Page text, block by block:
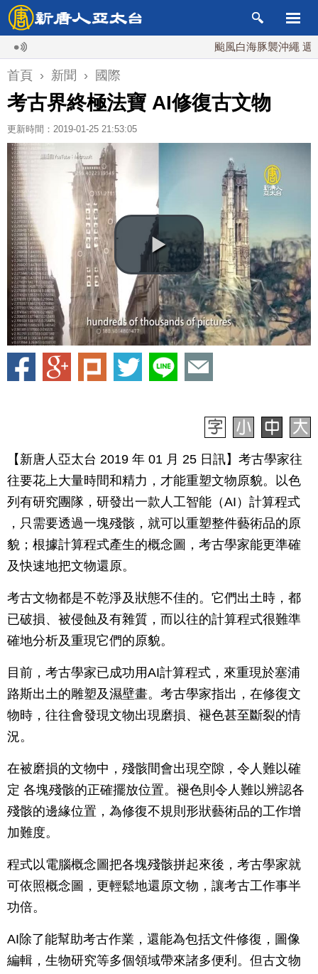
颱風白海豚襲沖繩 週末最
首頁 › 新聞 › 國際
考古界終極法寶 AI修復古文物
更新時間：2019-01-25 21:53:05
【新唐人亞太台 2019 年 01 月 25 日訊】考古學家往
往要花上大量時間和精力，才能重塑文物原貌。以色
列有研究團隊，研發出一款人工智能（AI）計算程式
，只需要透過一塊殘骸，就可以重塑整件藝術品的原
貌；根據計算程式產生的概念圖，考古學家能更準確
及快速地把文物還原。
考古文物都是不乾淨及狀態不佳的。它們出土時，都
已破損、被侵蝕及有雜質，而以往的計算程式很難準
確地分析及重現它們的原貌。
目前，考古學家已成功用AI計算程式，來重現於塞浦
路斯出土的雕塑及濕壁畫。考古學家指出，在修復文
物時，往往會發現文物出現磨損、褪色甚至斷裂的情
況。
在被磨損的文物中，殘骸間會出現空隙，令人難以確
定 各塊殘骸的正確擺放位置。褪色則令人難以辨認各
殘骸的邊緣位置，為修復不規則形狀藝術品的工作增
加難度。
程式以電腦概念圖把各塊殘骸拼起來後，考古學家就
可依照概念圖，更輕鬆地還原文物，讓考古工作事半
功倍。
AI除了能幫助考古作業，還能為包括文件修復，圖像
編輯，生物研究等多個領域帶來諸多便利。但古文物